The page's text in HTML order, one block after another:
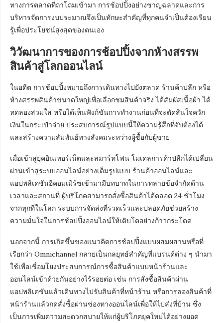
ทางการตลาดที่ถาโถมเข้ามา การช้อปปิ้งอย่างชาญฉลาดและการ
บริหารจัดการงบประมาณจึงเป็นทักษะสำคัญที่ทุกคนจำเป็นต้องเรียน
รู้เพื่อประโยชน์สูงสุดของตนเอง
วิวัฒนาการของการช้อปปิ้งจากห้างสรรพ
สินค้าสู่โลกออนไลน์
ในอดีต การช้อปปิ้งหมายถึงการเดินทางไปยังตลาด ร้านค้าปลีก หรือ
ห้างสรรพสินค้าขนาดใหญ่เพื่อเลือกชมสินค้าจริง ได้สัมผัสเนื้อผ้า ได้
ทดลองสวมใส่ หรือได้เห็นฟังก์ชันการทำงานก่อนที่จะตัดสินใจควัก
เงินในกระเป๋าจ่าย ประสบการณ์รูปแบบนี้ให้ความรู้สึกที่จับต้องได้
และสร้างความสัมพันธ์ทางสังคมระหว่างผู้ซื้อกับผู้ขาย
เมื่อเข้าสู่ยุคอินเทอร์เน็ตและสมาร์ทโฟน โมเดลการค้าปลีกได้เปลี่ยน
ผ่านเข้าสู่ระบบออนไลน์อย่างเต็มรูปแบบ ร้านค้าออนไลน์และ
แอปพลิเคชันอีคอมเมิร์ซเข้ามามีบทบาทในการทลายข้อจำกัดด้าน
เวลาและสถานที่ ผู้บริโภคสามารถสั่งซื้อสินค้าได้ตลอด 24 ชั่วโมง
จากทุกที่ในโลก ระบบการจัดส่งที่รวดเร็วและปลอดภัยช่วยสร้าง
ความมั่นใจในการช้อปปิ้งออนไลน์ให้เติบโตอย่างก้าวกระโดด
นอกจากนี้ การเกิดขึ้นของแนวคิดการช้อปปิ้งแบบผสมผสานหรือที่
เรียกว่า Omnichannel กลายเป็นกลยุทธ์สำคัญที่แบรนด์ต่าง ๆ นำมา
ใช้เพื่อเชื่อมโยงประสบการณ์การซื้อสินค้าแบบหน้าร้านและ
ออนไลน์เข้าด้วยกันอย่างไร้รอยต่อ เช่น การสั่งซื้อสินค้าผ่าน
แอปพลิเคชันแล้วเดินทางไปรับสินค้าที่หน้าร้าน หรือการลองสินค้าที่
หน้าร้านแล้วกดสั่งซื้อผ่านช่องทางออนไลน์เพื่อให้ไปส่งที่บ้าน ซึ่ง
เป็นการเพิ่มความสะดวกสบายให้แก่ผู้บริโภคยุคใหม่ได้อย่างยอด